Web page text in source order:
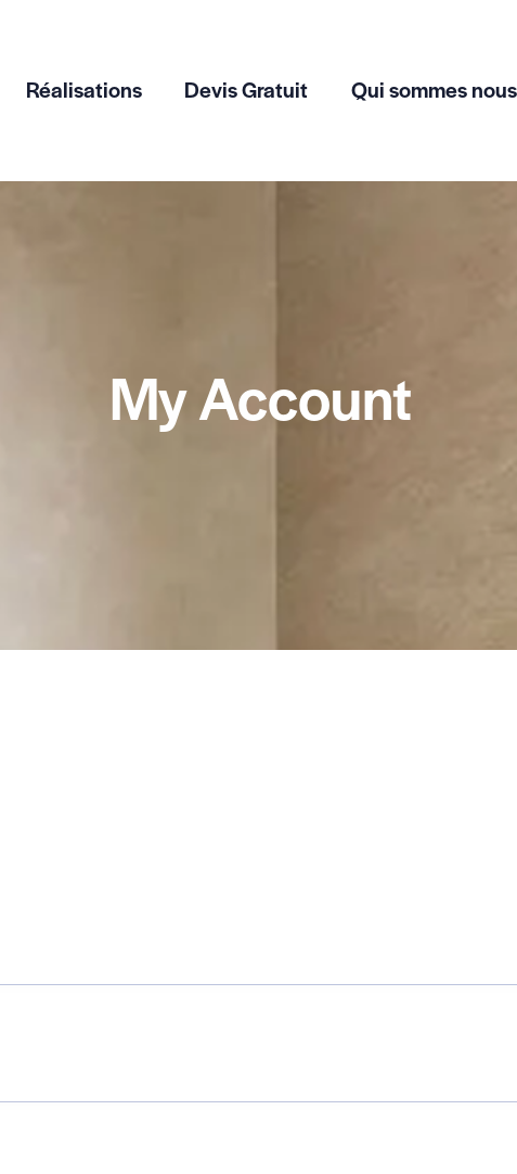
Réalisations Devis Gratuit Qui sommes nous
My Account